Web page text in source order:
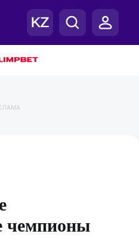
чемпионы